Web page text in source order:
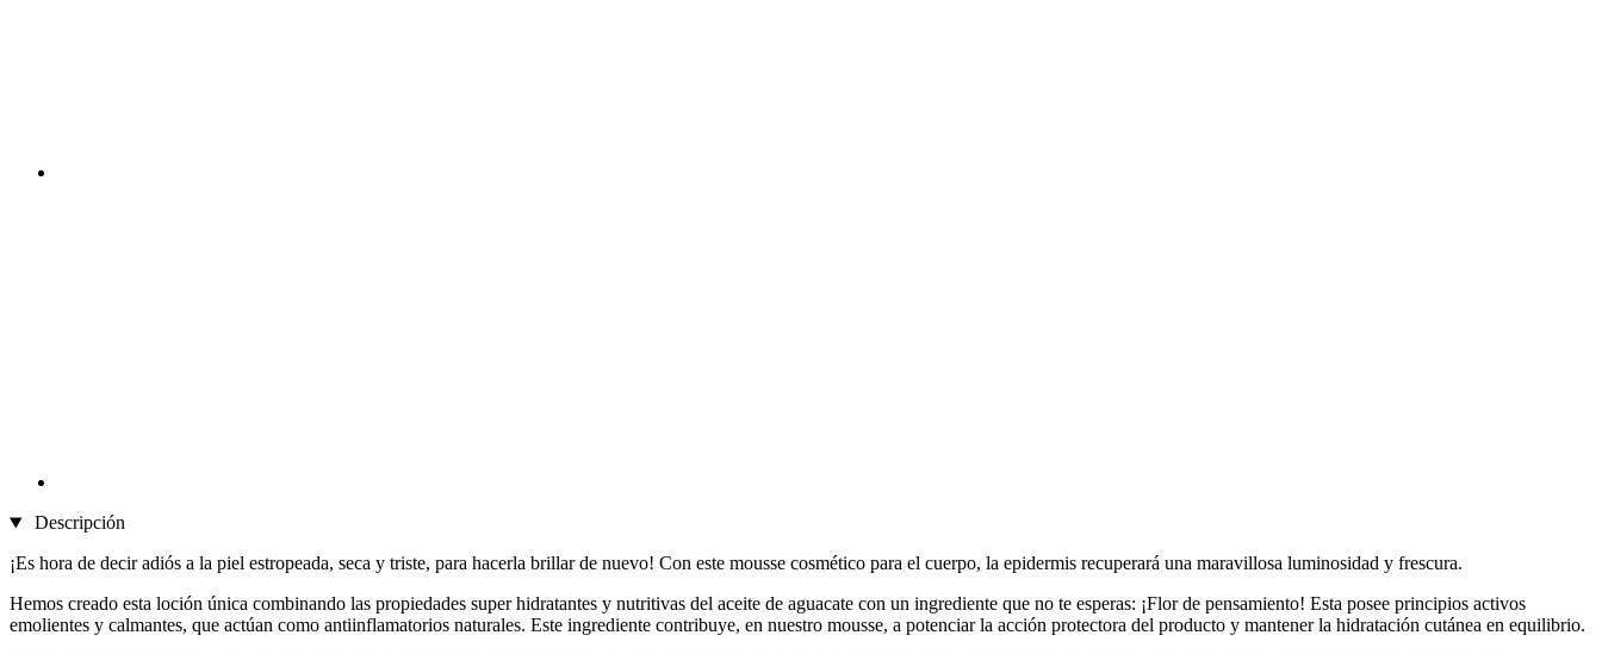
Descripción
¡Es hora de decir adiós a la piel estropeada, seca y triste, para hacerla brillar de nuevo! Con este mousse cosmético para el cuerpo, la epidermis recuperará una maravillosa luminosidad y frescura.
Hemos creado esta loción única combinando las propiedades super hidratantes y nutritivas del aceite de aguacate con un ingrediente que no te esperas: ¡Flor de pensamiento! Esta posee principios activos
emolientes y calmantes, que actúan como antiinflamatorios naturales. Este ingrediente contribuye, en nuestro mousse, a potenciar la acción protectora del producto y mantener la hidratación cutánea en equilibrio.